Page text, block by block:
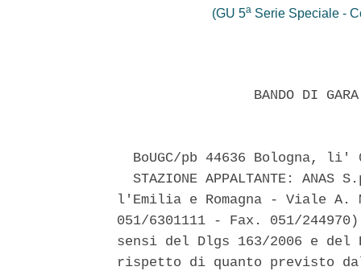
(GU 5a Serie Speciale -
BANDO DI
BoUGC/pb 44636 Bologna, li'
STAZIONE APPALTANTE: ANAS
l'Emilia e Romagna - Viale
051/6301111 - Fax. 051/244970)
sensi del Dlgs 163/2006 e del
rispetto di quanto previsto